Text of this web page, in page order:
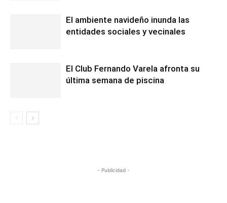
El ambiente navideño inunda las
entidades sociales y vecinales
El Club Fernando Varela afronta su
última semana de piscina
- Publicidad -